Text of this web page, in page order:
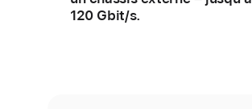
120 Gbit/s.